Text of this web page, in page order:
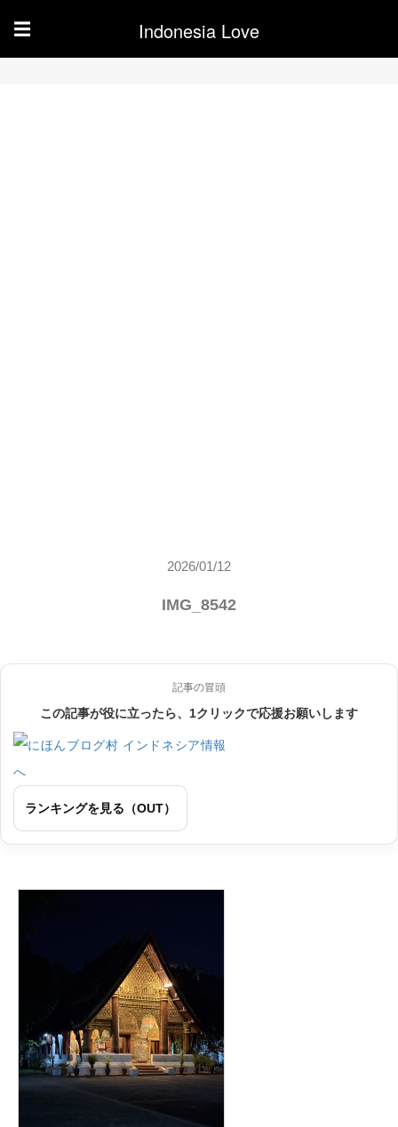
☰ Indonesia Love
2026/01/12
IMG_8542
記事の冒頭
この記事が役に立ったら、1クリックで応援お願いします
ランキングを見る（OUT）